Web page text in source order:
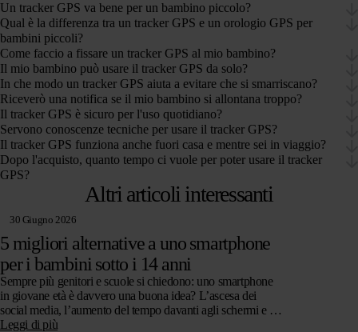
Un tracker GPS va bene per un bambino piccolo?
Qual è la differenza tra un tracker GPS e un orologio GPS per
bambini piccoli?
Come faccio a fissare un tracker GPS al mio bambino?
Il mio bambino può usare il tracker GPS da solo?
In che modo un tracker GPS aiuta a evitare che si smarriscano?
Riceverò una notifica se il mio bambino si allontana troppo?
Il tracker GPS è sicuro per l'uso quotidiano?
Servono conoscenze tecniche per usare il tracker GPS?
Il tracker GPS funziona anche fuori casa e mentre sei in viaggio?
Dopo l'acquisto, quanto tempo ci vuole per poter usare il tracker
GPS?
Altri articoli interessanti
30 Giugno 2026
5 migliori alternative a uno smartphone
per i bambini sotto i 14 anni
Sempre più genitori e scuole si chiedono: uno smartphone
in giovane età è davvero una buona idea? L’ascesa dei
social media, l’aumento del tempo davanti agli schermi e le
preoccupazioni…
Leggi di più